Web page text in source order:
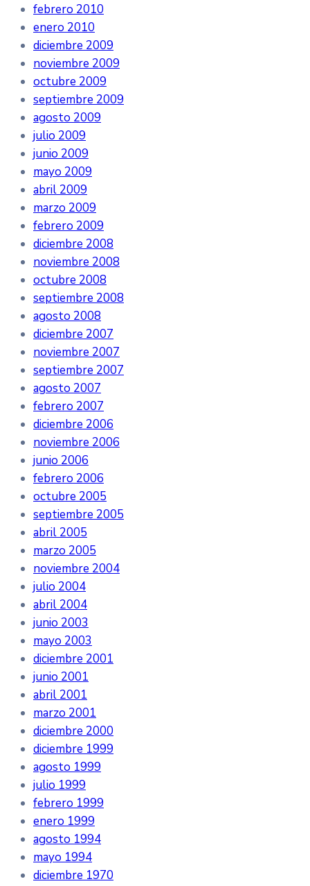
febrero 2010
enero 2010
diciembre 2009
noviembre 2009
octubre 2009
septiembre 2009
agosto 2009
julio 2009
junio 2009
mayo 2009
abril 2009
marzo 2009
febrero 2009
diciembre 2008
noviembre 2008
octubre 2008
septiembre 2008
agosto 2008
diciembre 2007
noviembre 2007
septiembre 2007
agosto 2007
febrero 2007
diciembre 2006
noviembre 2006
junio 2006
febrero 2006
octubre 2005
septiembre 2005
abril 2005
marzo 2005
noviembre 2004
julio 2004
abril 2004
junio 2003
mayo 2003
diciembre 2001
junio 2001
abril 2001
marzo 2001
diciembre 2000
diciembre 1999
agosto 1999
julio 1999
febrero 1999
enero 1999
agosto 1994
mayo 1994
diciembre 1970